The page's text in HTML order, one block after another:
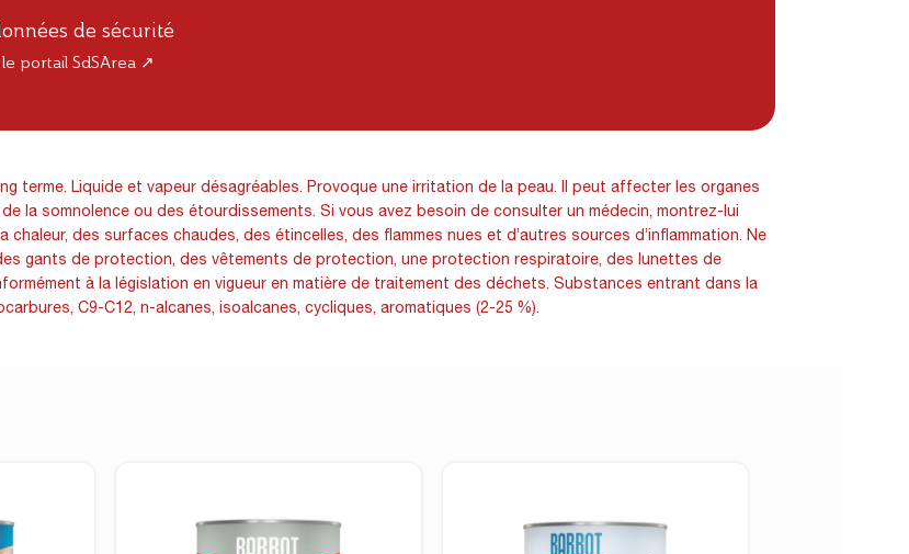
de sécurité
portail SdSArea ↗
terme. Liquide et vapeur désagréables. Provoque une irritation de la peau. Il peut affecter les organes
la somnolence ou des étourdissements. Si vous avez besoin de consulter un médecin, montrez-lui
chaleur, des surfaces chaudes, des étincelles, des flammes nues et d’autres sources d’inflammation. Ne
gants de protection, des vêtements de protection, une protection respiratoire, des lunettes de
à la législation en vigueur en matière de traitement des déchets. Substances entrant dans la
C9-C12, n-alcanes, isoalcanes, cycliques, aromatiques (2-25 %).